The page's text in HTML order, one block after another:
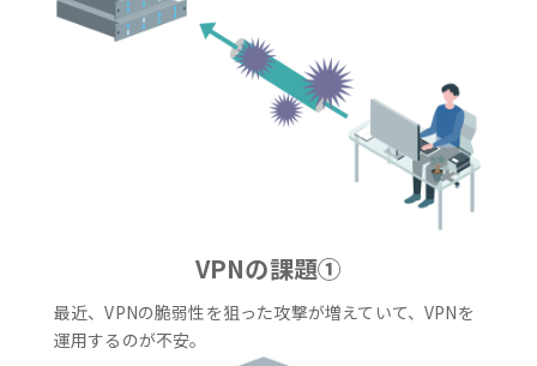
VPNの課題①
最近、VPNの脆弱性を狙った攻撃が増えていて、VPNを
運用するのが不安。